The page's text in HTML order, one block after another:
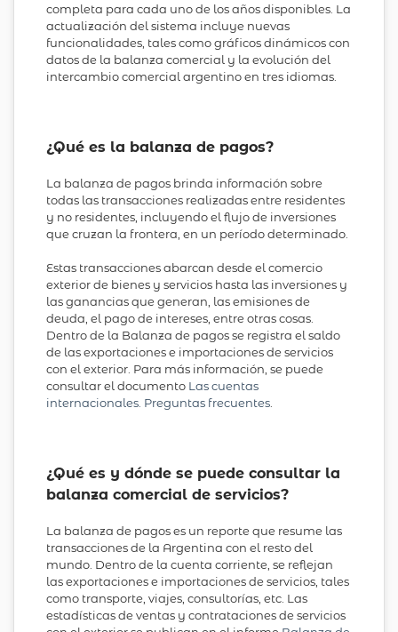
completa para cada uno de los años disponibles. La
actualización del sistema incluye nuevas
funcionalidades, tales como gráficos dinámicos con
datos de la balanza comercial y la evolución del
intercambio comercial argentino en tres idiomas.
¿Qué es la balanza de pagos?
La balanza de pagos brinda información sobre
todas las transacciones realizadas entre residentes
y no residentes, incluyendo el flujo de inversiones
que cruzan la frontera, en un período determinado.
Estas transacciones abarcan desde el comercio
exterior de bienes y servicios hasta las inversiones y
las ganancias que generan, las emisiones de
deuda, el pago de intereses, entre otras cosas.
Dentro de la Balanza de pagos se registra el saldo
de las exportaciones e importaciones de servicios
con el exterior. Para más información, se puede
consultar el documento Las cuentas
internacionales. Preguntas frecuentes
¿Qué es y dónde se puede consultar la
balanza comercial de servicios?
La balanza de pagos es un reporte que resume las
transacciones de la Argentina con el resto del
mundo. Dentro de la cuenta corriente, se reflejan
las exportaciones e importaciones de servicios, tales
como transporte, viajes, consultorías, etc. Las
estadísticas de ventas y contrataciones de servicios